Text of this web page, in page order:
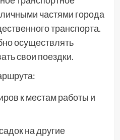
частями города
транспорта.
осуществлять
свои поездки.
к местам работы и
на другие